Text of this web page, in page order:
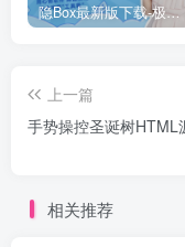
隐Box最新版下载-极致模式
上一篇
手势操控圣诞树HTML
相关推荐